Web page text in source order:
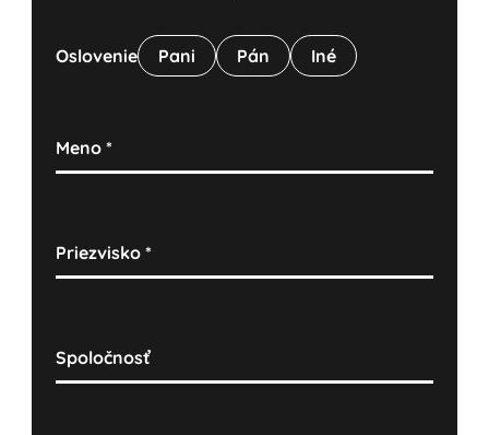
Oslovenie Pani Pán Iné
Meno*
Priezvisko*
Spoločnosť